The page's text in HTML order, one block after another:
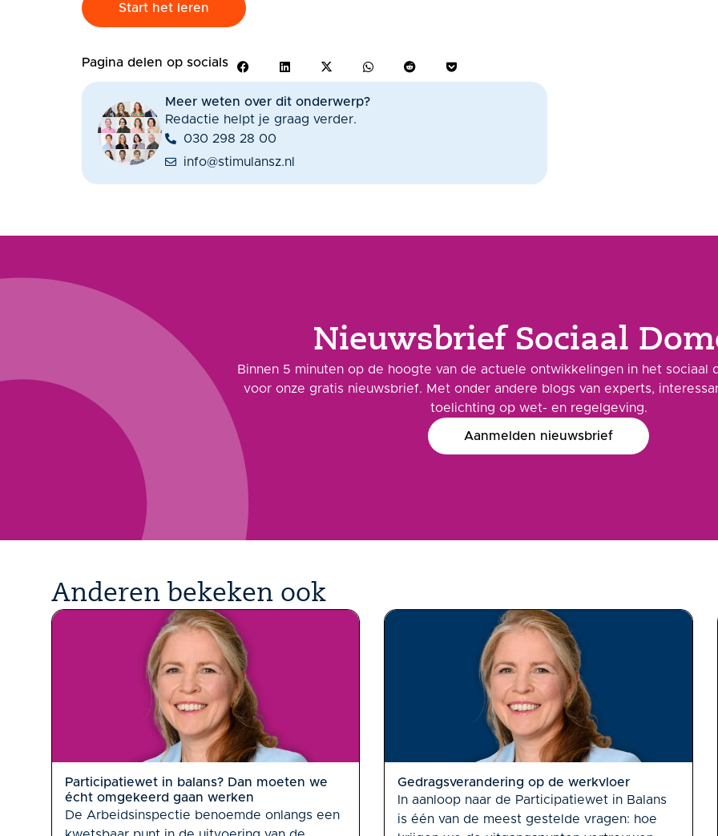
Start het leren
Pagina delen op socials
Meer weten over dit onderwerp?
Redactie helpt je graag verder.
030 298 28 00
info@stimulansz.nl
Nieuwsbrief Sociaal
Binnen 5 minuten op de hoogte van de actuele ontwikkelingen in het sociaal
voor onze gratis nieuwsbrief. Met onder andere blogs van experts,
toelichting op wet- en regelgeving.
Aanmelden nieuwsbrief
Anderen bekeken ook
Participatiewet in balans? Dan moeten we
écht omgekeerd gaan werken
De Arbeidsinspectie benoemde onlangs een
Gedragsverandering op de werkvloer
In aanloop naar de Participatiewet in Balans
is één van de meest gestelde vragen: hoe